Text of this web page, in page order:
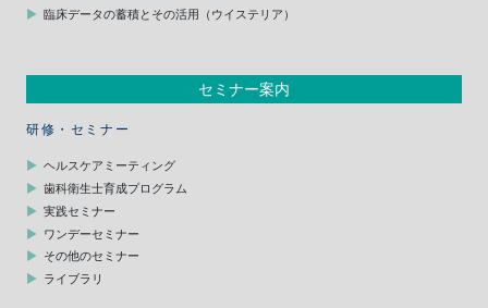
臨床データの蓄積とその活用（ウイステリア）
セミナー案内
研修・セミナー
ヘルスケアミーティング
歯科衛生士育成プログラム
実践セミナー
ワンデーセミナー
その他のセミナー
ライブラリ